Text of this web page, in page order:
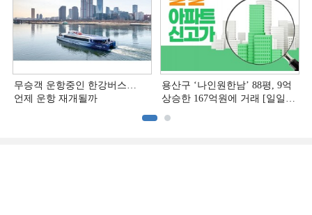
무승객 운항중인 한강버스…
언제 운항 재개될까
용산구 ‘나인원한남’ 88평, 9억
상승한 167억원에 거래 [일일